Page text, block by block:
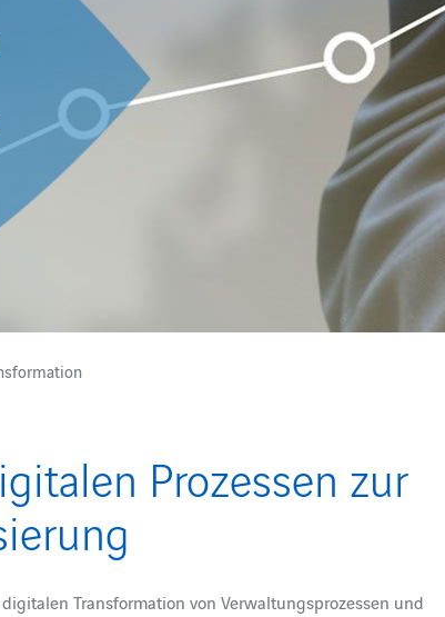
Prozessen zur
Transformation von Verwaltungsprozessen und